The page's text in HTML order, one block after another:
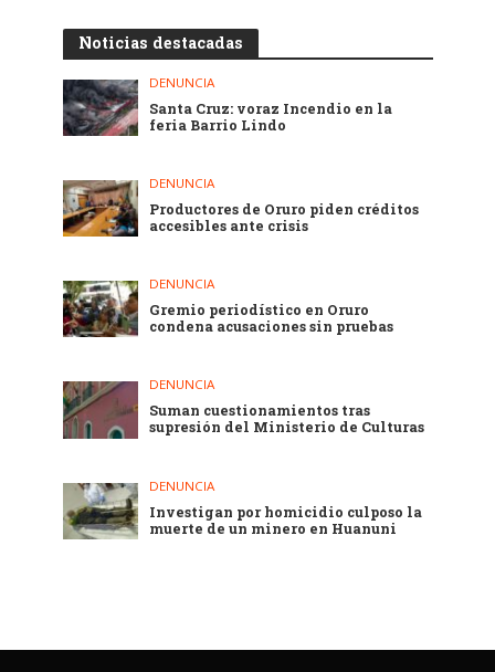
Noticias destacadas
DENUNCIA
Santa Cruz: voraz Incendio en la
feria Barrio Lindo
DENUNCIA
Productores de Oruro piden créditos
accesibles ante crisis
DENUNCIA
Gremio periodístico en Oruro
condena acusaciones sin pruebas
DENUNCIA
Suman cuestionamientos tras
supresión del Ministerio de Culturas
DENUNCIA
Investigan por homicidio culposo la
muerte de un minero en Huanuni